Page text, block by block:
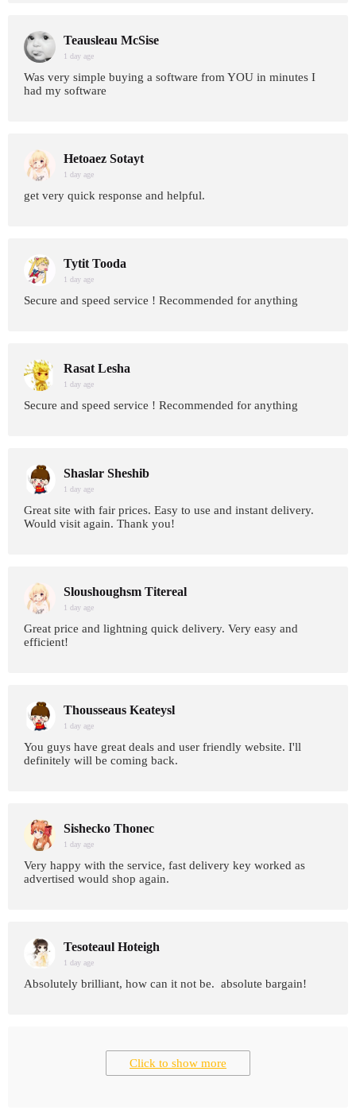
Teausleau McSise
1 day age
Was very simple buying a software from YOU in minutes I
had my software
Hetoaez Sotayt
1 day age
get very quick response and helpful.
Tytit Tooda
1 day age
Secure and speed service ! Recommended for anything
Rasat Lesha
1 day age
Secure and speed service ! Recommended for anything
Shaslar Sheshib
1 day age
Great site with fair prices. Easy to use and instant delivery.
Would visit again. Thank you!
Sloushoughsm Titereal
1 day age
Great price and lightning quick delivery. Very easy and
efficient!
Thousseaus Keateysl
1 day age
You guys have great deals and user friendly website. I'll
definitely will be coming back.
Sishecko Thonec
1 day age
Very happy with the service, fast delivery key worked as
advertised would shop again.
Tesoteaul Hoteigh
1 day age
Absolutely brilliant, how can it not be. absolute bargain!
Click to show more